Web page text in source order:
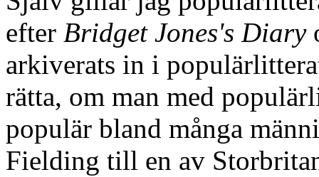
efter Bridget Jones's Diary
arkiverats in i
rätta, om man med
populär bland många
Fielding till en av